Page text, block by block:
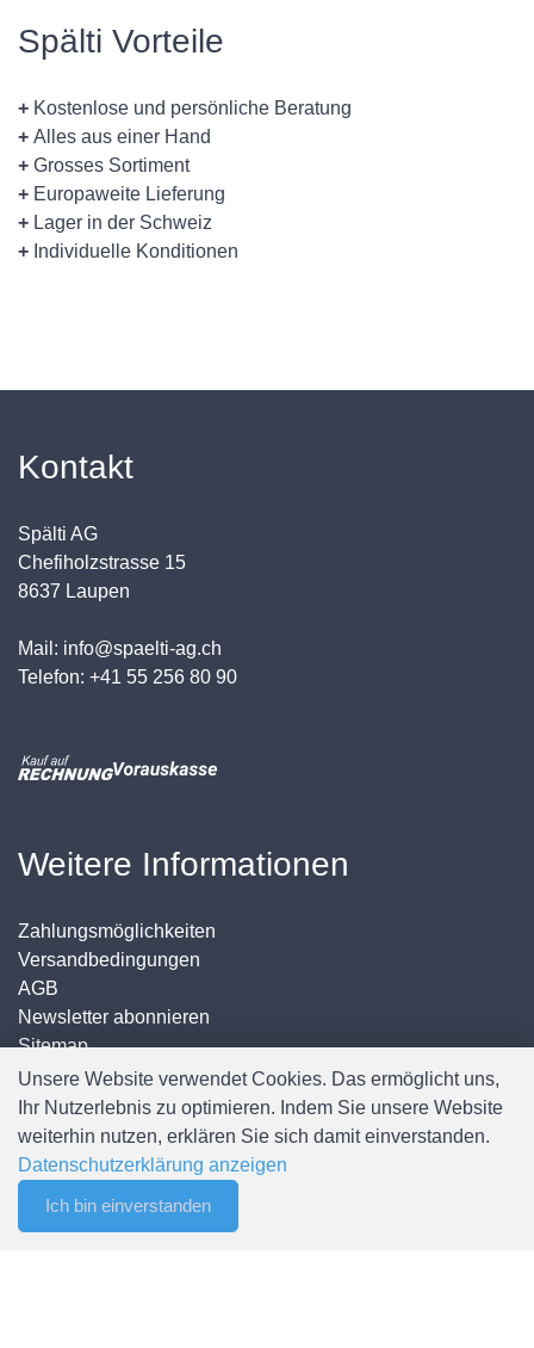
Merkliste
Spälti Vorteile
+ Kostenlose und persönliche Beratung
+ Alles aus einer Hand
+ Grosses Sortiment
+ Europaweite Lieferung
+ Lager in der Schweiz
+ Individuelle Konditionen
Kontakt
Spälti AG
Chefiholzstrasse 15
8637 Laupen
Mail: info@spaelti-ag.ch
Telefon: +41 55 256 80 90
Weitere Informationen
Zahlungsmöglichkeiten
Versandbedingungen
AGB
Newsletter abonnieren
Sitemap
Mein Konto
Anmelden / Registrieren
Unsere Website verwendet Cookies. Das ermöglicht uns,
Ihr Nutzerlebnis zu optimieren. Indem Sie unsere Website
weiterhin nutzen, erklären Sie sich damit einverstanden.
Datenschutzerklärung anzeigen
Ich bin einverstanden